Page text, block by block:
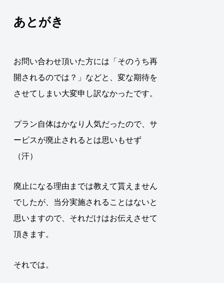
あとがき
お問い合わせ頂いた方には「そのうち再
開されるのでは？」などと、変な期待を
させてしまい大変申し訳なかったです。
プラン自体はかなり人気だったので、サ
ービスが廃止されるとは思いもせず
（汗）
廃止になる理由までは教えて貰えません
でしたが、当分実施されることはないと
思いますので、それだけはお伝えさせて
頂きます。
それでは。